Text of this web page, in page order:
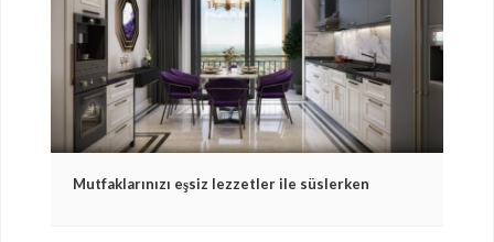
Mutfaklarınızı eşsiz lezzetler ile süslerken